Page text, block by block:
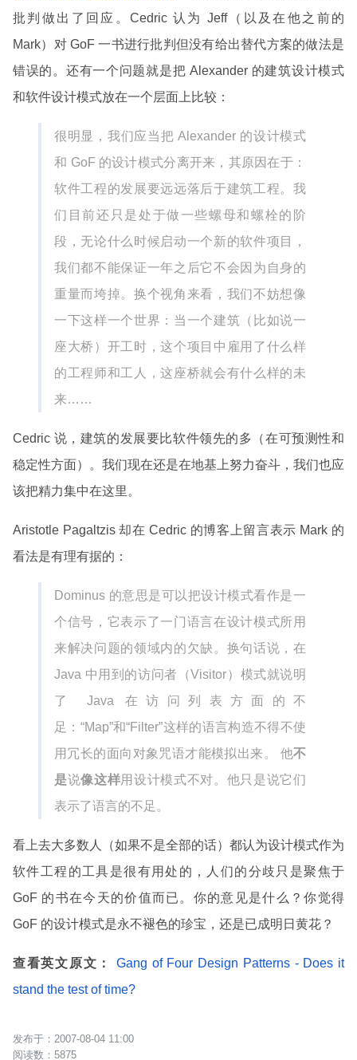
批判做出了回应。Cedric 认为 Jeff（以及在他之前的
Mark）对 GoF 一书进行批判但没有给出替代方案的做法是
错误的。还有一个问题就是把 Alexander 的建筑设计模式
和软件设计模式放在一个层面上比较：
很明显，我们应当把 Alexander 的设计模式
和 GoF 的设计模式分离开来，其原因在于：
软件工程的发展要远远落后于建筑工程。我
们目前还只是处于做一些螺母和螺栓的阶
段，无论什么时候启动一个新的软件项目，
我们都不能保证一年之后它不会因为自身的
重量而垮掉。换个视角来看，我们不妨想像
一下这样一个世界：当一个建筑（比如说一
座大桥）开工时，这个项目中雇用了什么样
的工程师和工人，这座桥就会有什么样的未
来……
Cedric 说，建筑的发展要比软件领先的多（在可预测性和
稳定性方面）。我们现在还是在地基上努力奋斗，我们也应
该把精力集中在这里。
Aristotle Pagaltzis 却在 Cedric 的博客上留言表示 Mark 的
看法是有理有据的：
Dominus 的意思是可以把设计模式看作是一
个信号，它表示了一门语言在设计模式所用
来解决问题的领域内的欠缺。换句话说，在
Java 中用到的访问者（Visitor）模式就说明
了 Java 在访问列表方面的不
足：“Map”和“Filter”这样的语言构造不得不使
用冗长的面向对象咒语才能模拟出来。 他不
是说像这样用设计模式不对。他只是说它们
表示了语言的不足。
看上去大多数人（如果不是全部的话）都认为设计模式作为
软件工程的工具是很有用处的，人们的分歧只是聚焦于
GoF 的书在今天的价值而已。你的意见是什么？你觉得
GoF 的设计模式是永不褪色的珍宝，还是已成明日黄花？
查看英文原文：
Gang of Four Design Patterns - Does it
stand the test of time?
2007-08-04 11:00
5875